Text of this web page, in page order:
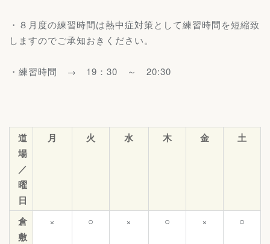
・８月度の練習時間は熱中症対策として練習時間を短縮致
しますのでご承知おきください。
・練習時間 → 19：30 ～ 20:30
道
場
／
曜
日
月 火 水 木 金 土
倉
敷
× ○ × ○ × ○